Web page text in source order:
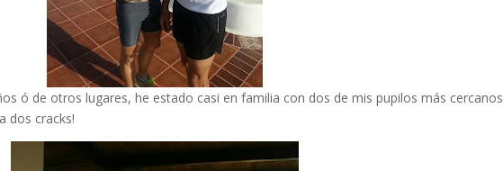
ó de otros lugares, he estado casi en familia con dos de mis pupilos más cercanos
dos cracks!